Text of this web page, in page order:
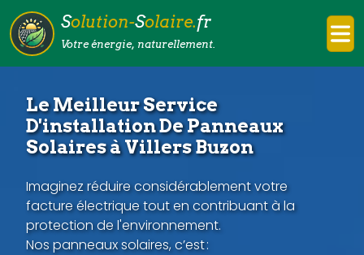
Solution-Solaire.fr
Votre énergie, naturellement.
Le Meilleur Service
D'installation De Panneaux
Solaires à Villers Buzon
Imaginez réduire considérablement votre
facture électrique tout en contribuant à la
protection de l'environnement.
Nos panneaux solaires, c’est :